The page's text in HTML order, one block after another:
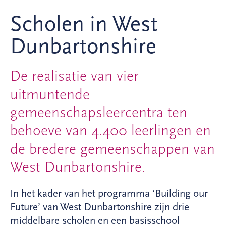
Scholen in West
Dunbartonshire
De realisatie van vier
uitmuntende
gemeenschapsleercentra ten
behoeve van 4.400 leerlingen en
de bredere gemeenschappen van
West Dunbartonshire.
In het kader van het programma ‘Building our
Future’ van West Dunbartonshire zijn drie
middelbare scholen en een basisschool